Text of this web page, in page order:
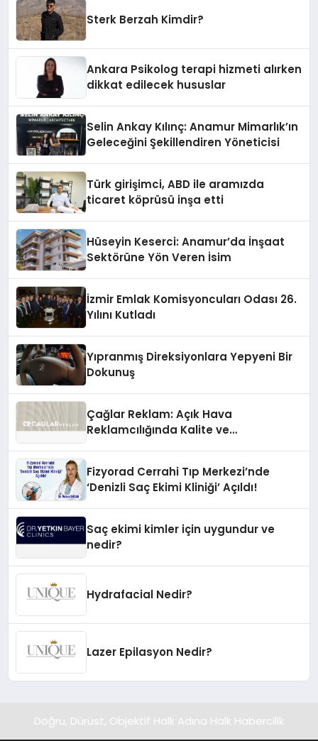
Sterk Berzah Kimdir?
Ankara Psikolog terapi hizmeti alırken
dikkat edilecek hususlar
Selin Ankay Kılınç: Anamur Mimarlık’ın
Geleceğini Şekillendiren Yöneticisi
Türk girişimci, ABD ile aramızda
ticaret köprüsü inşa etti
Hüseyin Keserci: Anamur’da İnşaat
Sektörüne Yön Veren İsim
İzmir Emlak Komisyoncuları Odası 26.
Yılını Kutladı
Yıpranmış Direksiyonlara Yepyeni Bir
Dokunuş
Çağlar Reklam: Açık Hava
Reklamcılığında Kalite ve
Fizyorad Cerrahi Tıp Merkezi’nde
‘Denizli Saç Ekimi Kliniği’ Açıldı!
Saç ekimi kimler için uygundur ve
nedir?
Hydrafacial Nedir?
Lazer Epilasyon Nedir?
Doğru, Dürüst, Objektif Halk Adına Halk Habercilik